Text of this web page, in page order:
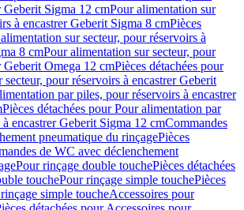
Geberit Sigma 12 cmPour alimentation sur
à encastrer Geberit Sigma 8 cmPièces
sur secteur, pour réservoirs à
8 cmPour alimentation sur secteur, pour
Geberit Omega 12 cmPièces détachées pour
pour réservoirs à encastrer Geberit
par piles, pour réservoirs à encastrer
Pièces détachées pour Pour alimentation par
encastrer Geberit Sigma 12 cmCommandes
pneumatique du rinçagePièces
de WC avec déclenchement
Pour rinçage double touchePièces détachées
touchePour rinçage simple touchePièces
simple toucheAccessoires pour